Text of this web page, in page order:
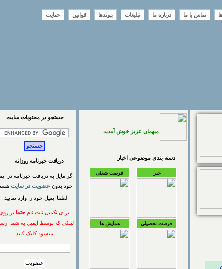
تماس با ما درباره ما تبلیغات پیوندها قوانین حمایت
میهمان عزیز خوش آمدید
دسته بندی موضوعی اخبار
فرصت شغلی
فرصت تحصیلی همایش ها
جستجو در محتويات سايت
دریافت خبرنامه روزانه
اگر مایل به دریافت خبرنامه در ایمیل
خود بدونعضویت در سایتهستید
لطفا ایمیل خود را وارد نمایید :
برای تکمیل ثبت نام حتمابر روی
لینکی که توسط ایمیل به شما ارسال
میشود کلیک کنید